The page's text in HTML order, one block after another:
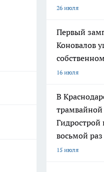
26 июля
Первый
Коновалов
16 июля
В
трамвайной
Гидрострой
восьмой раз
15 июля